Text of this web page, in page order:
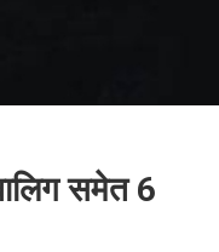
समेत 6